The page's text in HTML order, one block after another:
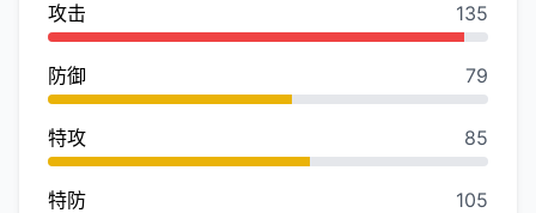
攻击 135
防御 79
特攻 85
特防 105